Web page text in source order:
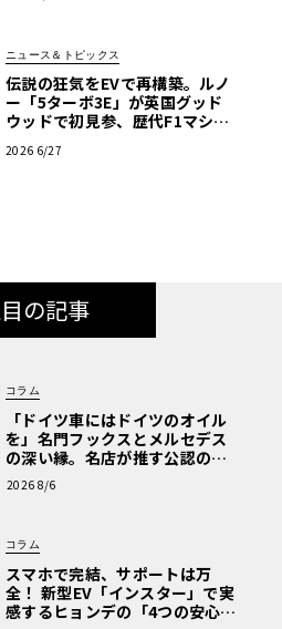
ニュース＆トピックス
伝説の狂気をEVで再構築。ルノ
ー「5ターボ3E」が英国グッド
ウッドで初見参、歴代F1マシン
2026 6/27
の記事
コラム
「ドイツ車にはドイツのオイル
を」名門フックスとメルセデス
の深い縁。名店が推す公認の安
心と、Cクラスで味わうシルキー
な走り〈PR〉
2026 8/6
コラム
スマホで完結、サポートは万
全！ 新型EV「インスター」で実
感するヒョンデの「4つの安心」